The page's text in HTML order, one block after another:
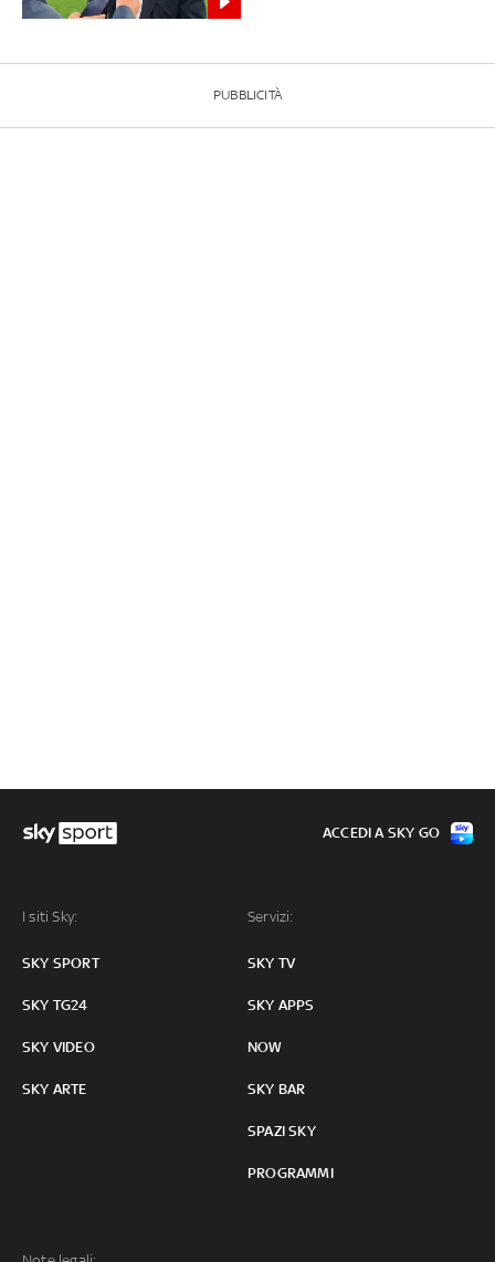
PUBBLICITÀ
I siti Sky:
SKY SPORT
SKY TG24
SKY VIDEO
SKY ARTE
Servizi:
SKY TV
SKY APPS
NOW
SKY BAR
SPAZI SKY
PROGRAMMI
ACCEDI A SKY GO